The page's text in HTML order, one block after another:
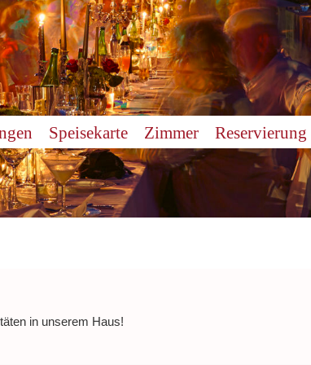
Speisekarte Zimmer Reservierung
in unserem Haus!